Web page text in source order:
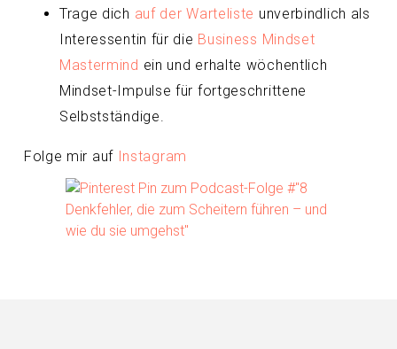
Trage dich auf der Warteliste unverbindlich als
Interessentin für die Business Mindset
Mastermind ein und erhalte wöchentlich
Mindset-Impulse für fortgeschrittene
Selbstständige.
Folge mir auf Instagram